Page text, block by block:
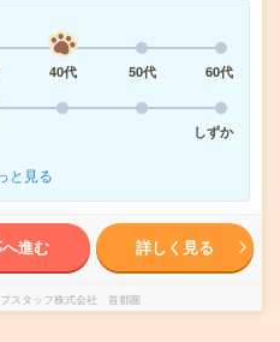
40代 50代
60代
しずか
と見る
進む 詳しく見る
スタッフ株式会社 首都圏